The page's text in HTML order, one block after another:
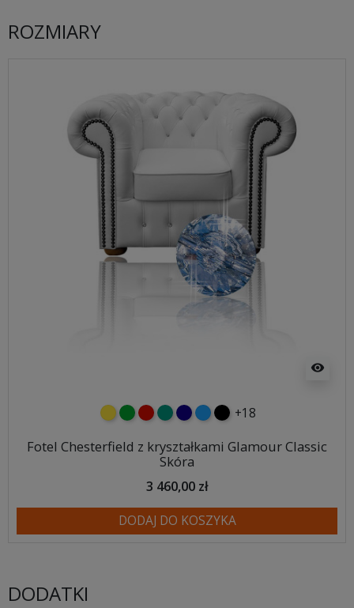
ROZMIARY
visibility
żółtyzielonyczerwony
turkusowy
granatowy
niebieski
czarny
+18
Fotel Chesterfield z kryształkami Glamour Classic
Skóra
3 460,00 zł
DODAJ DO KOSZYKA
DODATKI